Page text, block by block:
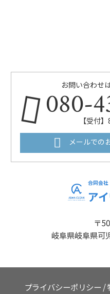
お問い合わせ
080-【受付
メールでの
合同会社
ア
〒
岐阜県岐阜県可
プライバシーポリシー /